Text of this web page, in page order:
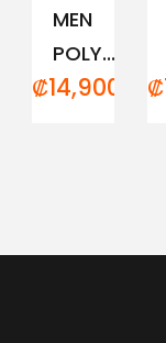
MEN
POLY...
₡14,900.00₡